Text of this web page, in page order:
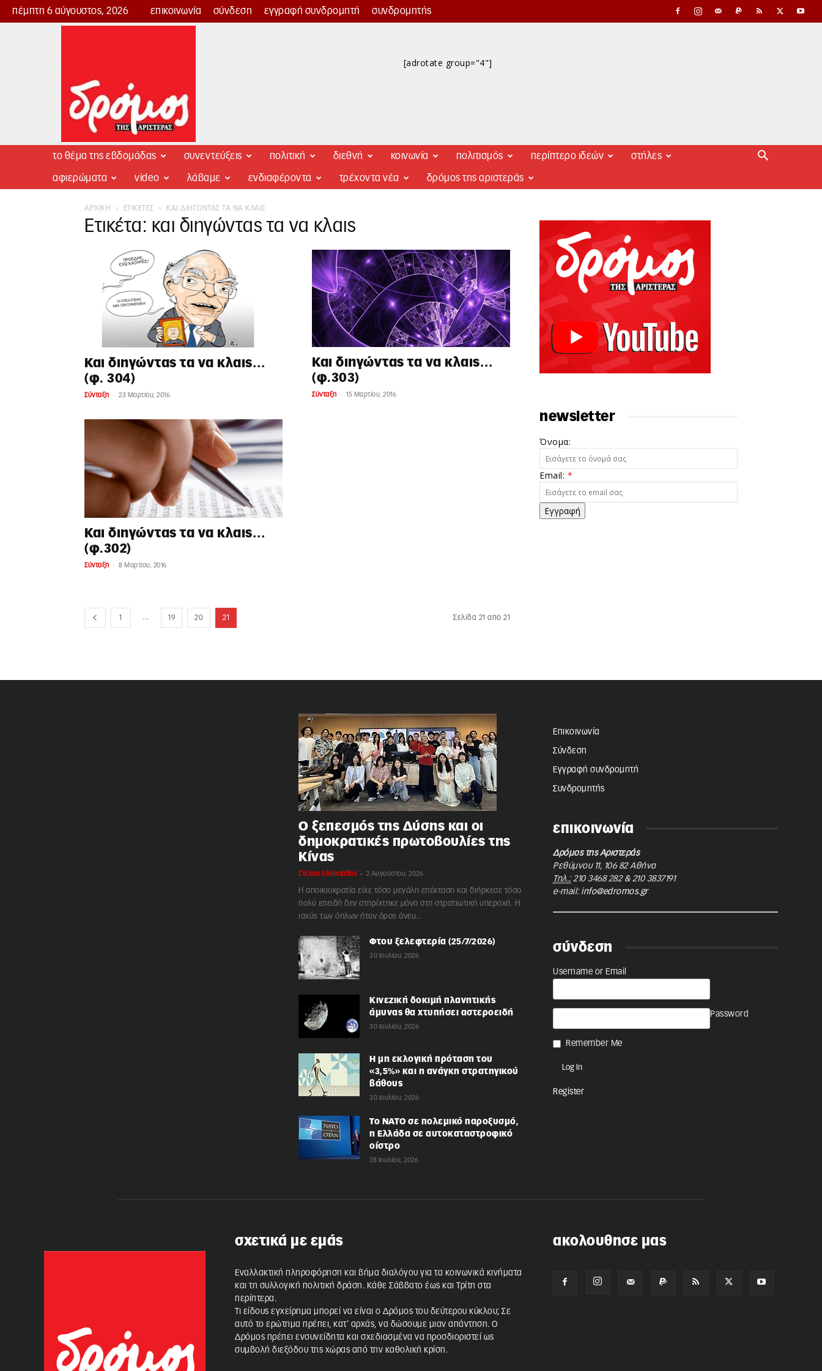
πέμπτη 6 αύγουστος, 2026 επικοινωνία σύνδεση εγγραφή συνδρομητή συνδρομητής
Δρόμος
[adrotate group="4"]
το θέμα της εβδομάδας συνεντεύξεις πολιτική διεθνή κοινωνία πολιτισμός περίπτερο ιδεών στήλες
αφιερώματα video λάβαμε ενδιαφέροντα τρέχοντα νέα δρόμος της αριστεράς
ΑΡΧΙΚΉ ΕΤΙΚΈΤΕΣ ΚΑΙ ΔΙΗΓΏΝΤΑΣ ΤΑ ΝΑ ΚΛΑΙΣ
Ετικέτα: και διηγώντας τα να κλαις
Και διηγώντας τα να κλαις…
(φ. 304)
Σύνταξη - 23 Μαρτίου, 2016
Και διηγώντας τα να κλαις…
(φ.303)
Σύνταξη - 15 Μαρτίου, 2016
Και διηγώντας τα να κλαις…
(φ.302)
Σύνταξη - 8 Μαρτίου, 2016
1 ... 19 20 21 Σελίδα 21 από 21
newsletter
Όνομα:
Email: *
Εγγραφή
Ο ξεπεσμός της Δύσης και οι
δημοκρατικές πρωτοβουλίες της
Κίνας
Στέλιος Ελληνιάδης - 2 Αυγούστου, 2026
Η αποικιοκρατία είχε τόσο μεγάλη επέκταση και διήρκεσε τόσο
πολύ επειδή δεν στηρίχτηκε μόνο στη στρατιωτική υπεροχή. Η
ισχύς των όπλων ήταν όρος άνευ...
Φτου ξελεφτερία (25/7/2026)
30 Ιουλίου, 2026
Κινεζική δοκιμή πλανητικής
άμυνας θα χτυπήσει αστεροειδή
30 Ιουλίου, 2026
Η μη εκλογική πρόταση του
«3,5%» και η ανάγκη στρατηγικού
βάθους
30 Ιουλίου, 2026
Το ΝΑΤΟ σε πολεμικό παροξυσμό,
η Ελλάδα σε αυτοκαταστροφικό
οίστρο
28 Ιουλίου, 2026
Επικοινωνία
Σύνδεση
Εγγραφή συνδρομητή
Συνδρομητής
επικοινωνία
Δρόμος της Αριστεράς
Ρεθύμνου 11, 106 82 Αθήνα
Τηλ.: 210 3468 282& 210 3837191
e-mail: info@edromos.gr
σύνδεση
Username or Email
Password
Remember Me
Register
σχετικά με εμάς
Εναλλακτική πληροφόρηση και βήμα διαλόγου για τα κοινωνικά κινήματα
και τη συλλογική πολιτική δράση. Κάθε Σάββατο έως και Τρίτη στα
περίπτερα.
Τι είδους εγχείρημα μπορεί να είναι ο Δρόμος του δεύτερου κύκλου; Σε
αυτό το ερώτημα πρέπει, κατ’ αρχάς, να δώσουμε μιαν απάντηση. Ο
Δρόμος πρέπει ενσυνείδητα και σχεδιασμένα να προσδιοριστεί ως
συμβολή διεξόδου της χώρας από την καθολική κρίση.
ακολουθησε μας